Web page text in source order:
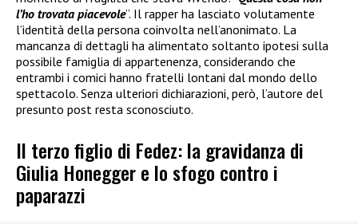
l’ho trovata piacevole”. Il rapper ha lasciato volutamente
l’identità della persona coinvolta nell’anonimato. La
mancanza di dettagli ha alimentato soltanto ipotesi sulla
possibile famiglia di appartenenza, considerando che
entrambi i comici hanno fratelli lontani dal mondo dello
spettacolo. Senza ulteriori dichiarazioni, però, l’autore del
presunto post resta sconosciuto.
Il terzo figlio di Fedez: la gravidanza di
Giulia Honegger e lo sfogo contro i
paparazzi